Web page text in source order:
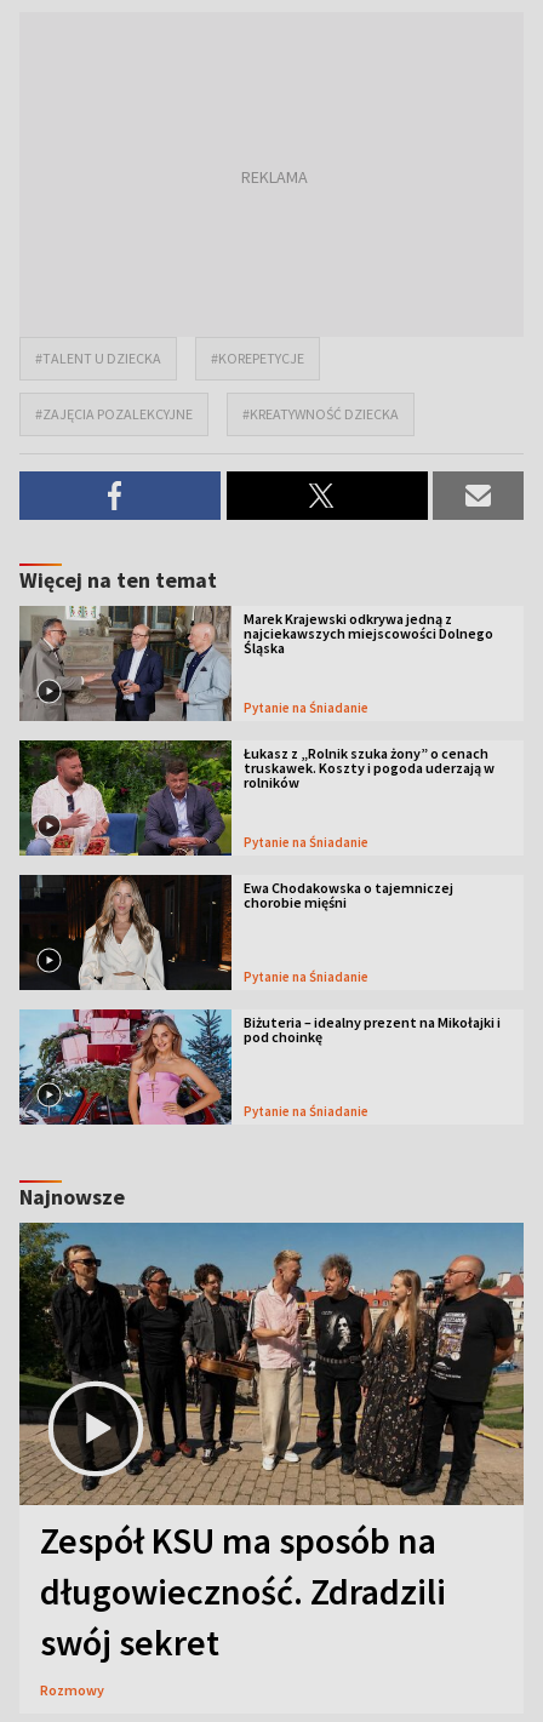
#TALENT U DZIECKA #KOREPETYCJE
#ZAJĘCIA POZALEKCYJNE #KREATYWNOŚĆ DZIECKA
Więcej na ten temat
Marek Krajewski odkrywa jedną z
najciekawszych miejscowości Dolnego
Śląska
Pytanie na Śniadanie
Łukasz z „Rolnik szuka żony” o cenach
truskawek. Koszty i pogoda uderzają w
rolników
Pytanie na Śniadanie
Ewa Chodakowska o tajemniczej
chorobie mięśni
Pytanie na Śniadanie
Biżuteria – idealny prezent na Mikołajki i
pod choinkę
Pytanie na Śniadanie
Najnowsze
Zespół KSU ma sposób na
długowieczność. Zdradzili
swój sekret
Rozmowy